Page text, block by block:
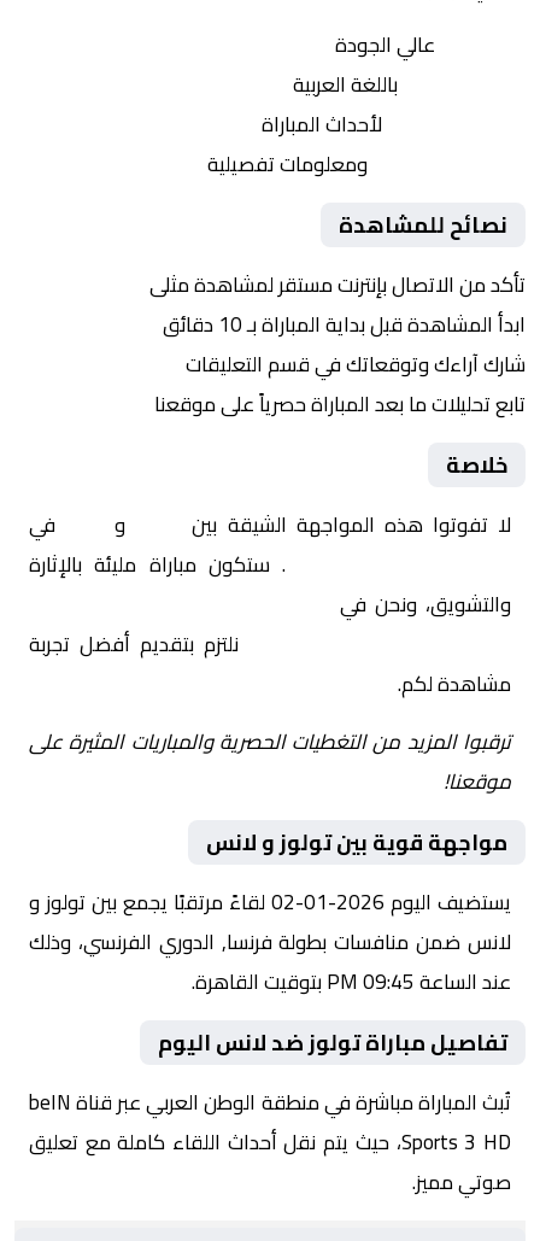
عالي الجودة
باللغة العربية
لأحداث المباراة
ومعلومات تفصيلية
نصائح للمشاهدة
تأكد من الاتصال بإنترنت مستقر لمشاهدة مثلى
ابدأ المشاهدة قبل بداية المباراة بـ 10 دقائق
شارك آراءك وتوقعاتك في قسم التعليقات
تابع تحليلات ما بعد المباراة حصرياً على موقعنا
خلاصة
لا تفوتوا هذه المواجهة الشيقة بين ولانس
في
. ستكون مباراة مليئة بالإثارة
والتشويق، ونحن في
نلتزم بتقديم أفضل تجربة
مشاهدة لكم.
ترقبوا المزيد من التغطيات الحصرية والمباريات المثيرة على
موقعنا!
مواجهة قوية بين تولوز و لانس
يستضيف اليوم 2026-01-02 لقاءً مرتقبًا يجمع بين تولوز و
لانس ضمن منافسات بطولة فرنسا, الدوري الفرنسي، وذلك
عند الساعة 09:45 PM بتوقيت القاهرة.
تفاصيل مباراة تولوز ضد لانس اليوم
تُبث المباراة مباشرة في منطقة الوطن العربي عبر قناة beIN
Sports 3 HD، حيث يتم نقل أحداث اللقاء كاملة مع تعليق
صوتي مميز.